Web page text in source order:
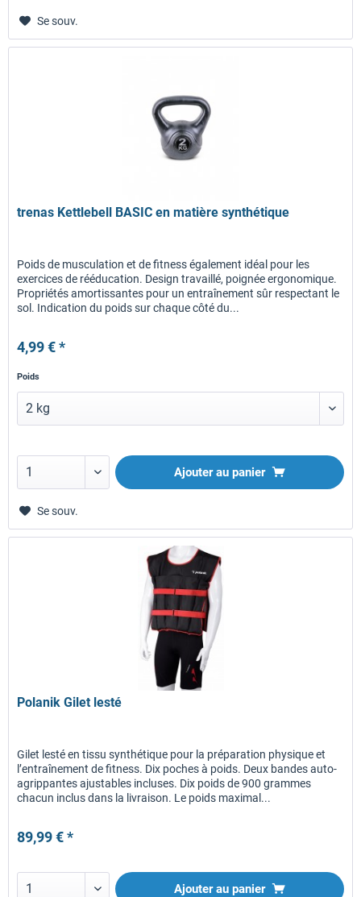
Se souv.
trenas Kettlebell BASIC en matière synthétique
Poids de musculation et de fitness également idéal pour les
exercices de rééducation. Design travaillé, poignée ergonomique.
Propriétés amortissantes pour un entraînement sûr respectant le
sol. Indication du poids sur chaque côté du...
4,99 € *
Poids
Ajouter au panier
Se souv.
Polanik Gilet lesté
Gilet lesté en tissu synthétique pour la préparation physique et
l’entraînement de fitness. Dix poches à poids. Deux bandes auto-
agrippantes ajustables incluses. Dix poids de 900 grammes
chacun inclus dans la livraison. Le poids maximal...
89,99 € *
Ajouter au panier